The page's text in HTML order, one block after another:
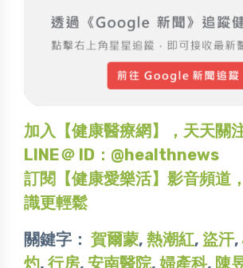
加入【健康醫療網】，天天關
LINE＠ ID：@healthnews
訂閱【健康愛樂活】影音頻道
識更輕鬆
關鍵字：賀爾蒙, 熱潮紅, 盜汗,
灼, 行房, 安南醫院, 婦產科, 陳